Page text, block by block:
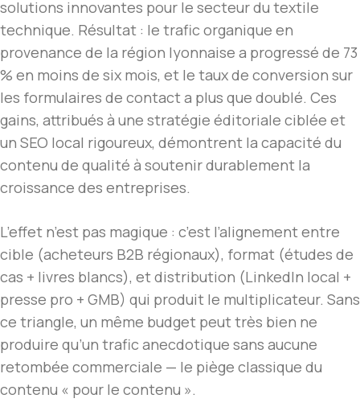
solutions innovantes pour le secteur du textile
technique. Résultat : le trafic organique en
provenance de la région lyonnaise a progressé de 73
% en moins de six mois, et le taux de conversion sur
les formulaires de contact a plus que doublé. Ces
gains, attribués à une stratégie éditoriale ciblée et
un SEO local rigoureux, démontrent la capacité du
contenu de qualité à soutenir durablement la
croissance des entreprises.
L’effet n’est pas magique : c’est l’alignement entre
cible (acheteurs B2B régionaux), format (études de
cas + livres blancs), et distribution (LinkedIn local +
presse pro + GMB) qui produit le multiplicateur. Sans
ce triangle, un même budget peut très bien ne
produire qu’un trafic anecdotique sans aucune
retombée commerciale — le piège classique du
contenu « pour le contenu ».